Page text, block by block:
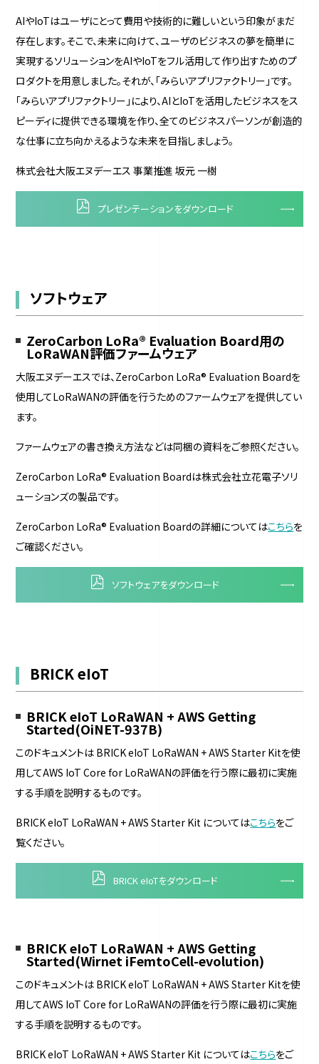
AIやIoTはユーザにとって費用や技術的に難しいという印象がまだ
存在します。そこで、未来に向けて、ユーザのビジネスの夢を簡単に
実現するソリューションをAIやIoTをフル活用して作り出すためのプ
ロダクトを用意しました。それが、「みらいアプリファクトリー」です。
「みらいアプリファクトリー」により、AIとIoTを活用したビジネスをス
ピーディに提供できる環境を作り、全てのビジネスパーソンが創造的
な仕事に立ち向かえるような未来を目指しましょう。
株式会社大阪エヌデーエス 事業推進 坂元 一樹
プレゼンテーションをダウンロード
ソフトウェア
ZeroCarbon LoRa® Evaluation Board用の
LoRaWAN評価ファームウェア
大阪エヌデーエスでは、ZeroCarbon LoRa® Evaluation Boardを
使用してLoRaWANの評価を行うためのファームウェアを提供してい
ます。
ファームウェアの書き換え方法などは同梱の資料をご参照ください。
ZeroCarbon LoRa® Evaluation Boardは株式会社立花電子ソリ
ューションズの製品です。
ZeroCarbon LoRa® Evaluation Boardの詳細についてはこちらを
ご確認ください。
ソフトウェアをダウンロード
BRICK eIoT
BRICK eIoT LoRaWAN + AWS Getting
Started(OiNET-937B)
このドキュメントは BRICK eIoT LoRaWAN + AWS Starter Kitを使
用してAWS IoT Core for LoRaWANの評価を行う際に最初に実施
する手順を説明するものです。
BRICK eIoT LoRaWAN + AWS Starter Kit についてはこちらをご
覧ください。
BRICK eIoTをダウンロード
BRICK eIoT LoRaWAN + AWS Getting
Started(Wirnet iFemtoCell-evolution)
このドキュメントは BRICK eIoT LoRaWAN + AWS Starter Kitを使
用してAWS IoT Core for LoRaWANの評価を行う際に最初に実施
する手順を説明するものです。
BRICK eIoT LoRaWAN + AWS Starter Kit についてはこちらをご